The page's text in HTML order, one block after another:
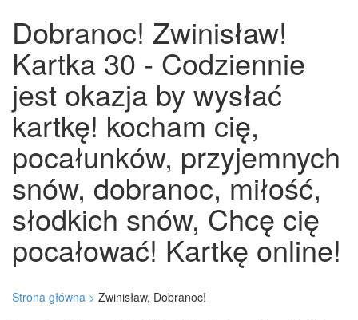
Dobranoc! Zwinisław!
Kartka 30 - Codziennie
jest okazja by wysłać
kartkę! kocham cię,
pocałunków, przyjemnych
snów, dobranoc, miłość,
słodkich snów, Chcę cię
pocałować! Kartkę online!
Strona główna > Zwinisław, Dobranoc!